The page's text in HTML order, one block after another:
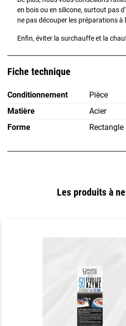
en bois ou en silicone, surtout pas
ne pas découper les préparations à
Enfin, éviter la surchauffe et la
Fiche technique
Conditionnement
Pièce
Matière
Acier
Forme
Rectangle
Les produits à